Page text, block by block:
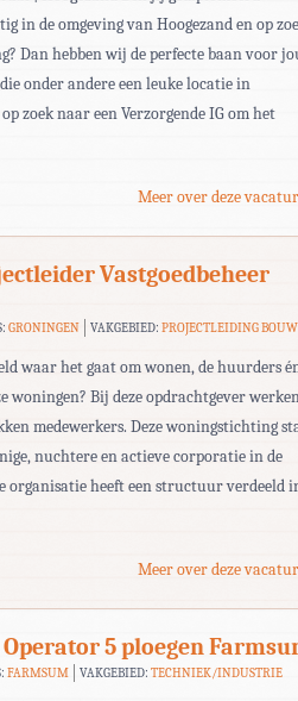
in de omgeving van Hoogezand en op
Dan hebben wij de perfecte baan voor
onder andere een leuke locatie in
zoek naar een Verzorgende IG om het
Meer over deze
Vastgoedbeheer
GRONINGEN VAKGEBIED:PROJECTLEIDING BOUW
waar het gaat om wonen, de huurders
woningen? Bij deze opdrachtgever
medewerkers. Deze woningstichting
nuchtere en actieve corporatie in de
organisatie heeft een structuur verdeeld
Meer over deze
5 ploegen
FARMSUM VAKGEBIED:TECHNIEK/INDUSTRIE